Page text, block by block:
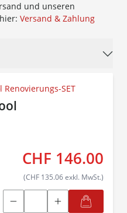
und unseren
Versand & Zahlung
CHF 146.00
(CHF 135.06 exkl. MwSt.)